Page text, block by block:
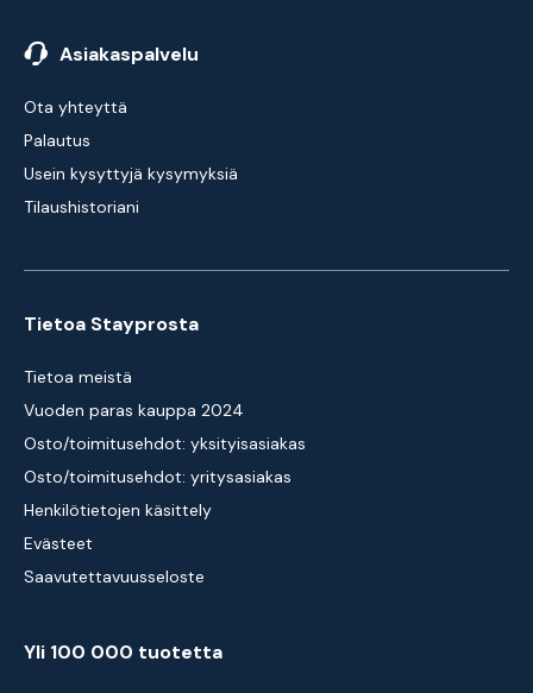
Asiakaspalvelu
Ota yhteyttä
Palautus
Usein kysyttyjä kysymyksiä
Tilaushistoriani
Tietoa Stayprosta
Tietoa meistä
Vuoden paras kauppa 2024
Osto/toimitusehdot: yksityisasiakas
Osto/toimitusehdot: yritysasiakas
Henkilötietojen käsittely
Evästeet
Saavutettavuusseloste
Yli 100 000 tuotetta